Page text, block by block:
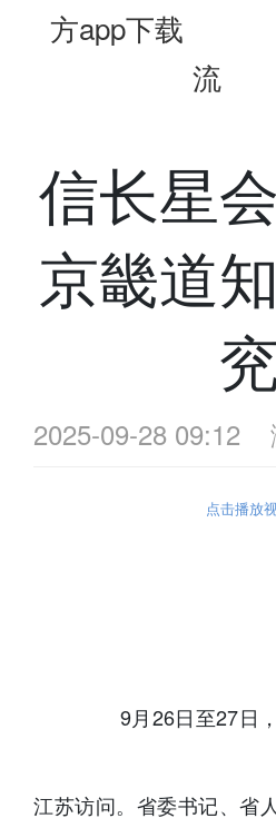
方app下载
流
信长星
京畿道
2025-09-28 09:12
点击播放
9月26日至27日
江苏访问。省委书记、省